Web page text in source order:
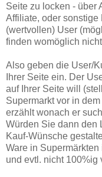
Seite zu locken - über
Affiliate, oder
(wertvollen) User
finden womöglich
Also geben die User/
Ihrer Seite ein. Der
auf Ihrer Seite will
Supermarkt vor in
erzählt wonach er
Würden Sie dann den
Kauf-Wünsche
Ware in
und evtl. nicht 100%ig